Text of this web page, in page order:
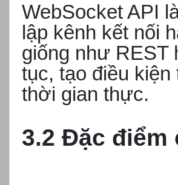
WebSocket API
lập kênh kết nối
giống như REST
tục, tạo điều
thời gian thực.
3.2 Đặc điểm